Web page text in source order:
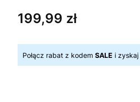
Cena
199,99 zł
Połącz rabat z kodem SALE i